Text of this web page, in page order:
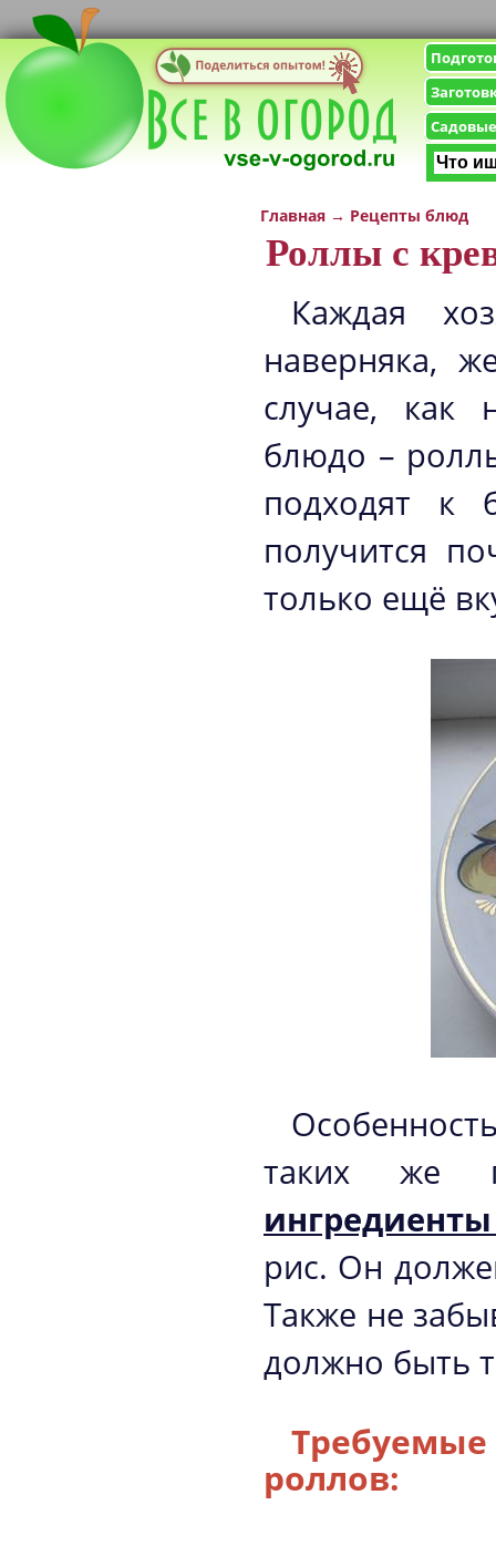
Главная → Рецепты блюд
Роллы с
Каждая
наверняка,
случае, как
блюдо –
подходят к
получится
только ещё
таких же
рис. Он
Также не
должно быть
роллов: